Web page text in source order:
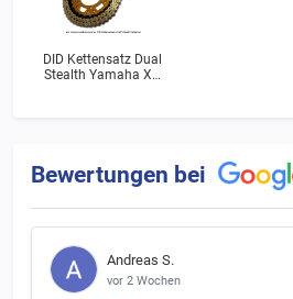
DID Kettensatz Dual
Stealth Yamaha XV
Bewertungen bei
Andreas S.
vor 2 Wochen